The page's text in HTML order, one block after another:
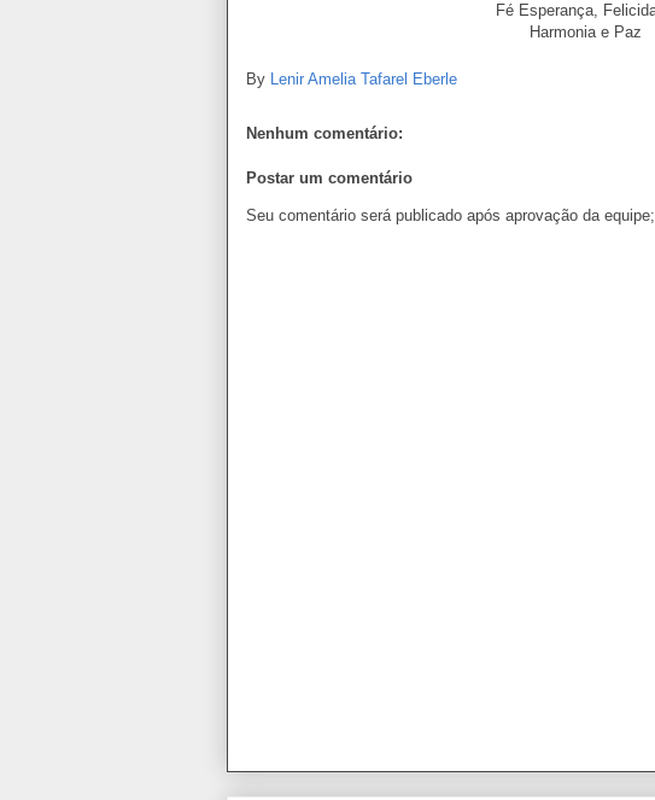
Fé Esperança,
Harmonia e Paz
By Lenir Amelia Tafarel Eberle
Nenhum comentário:
Postar um comentário
Seu comentário será publicado após aprovação da equipe;